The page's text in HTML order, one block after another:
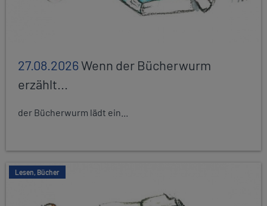
27.08.2026Wenn der Bücherwurm
erzählt...
der Bücherwurm lädt ein...
Lesen, Bücher